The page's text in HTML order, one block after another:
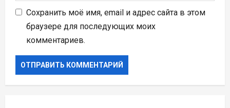
Сохранить моё имя, email и адрес сайта в этом
браузере для последующих моих
комментариев.